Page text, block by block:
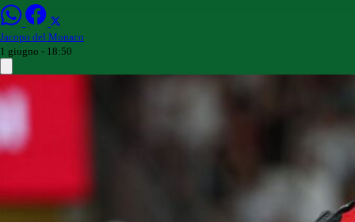
Jacopo del Monaco
1 giugno - 18:50